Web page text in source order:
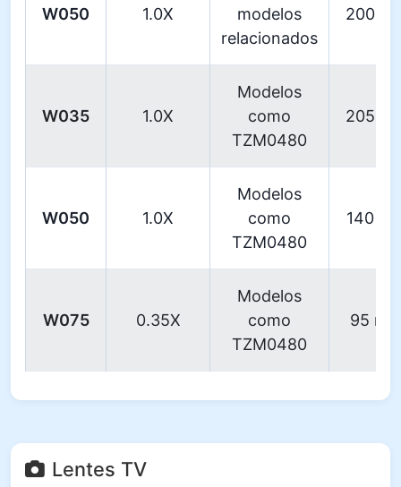
W050 1.0X
modelos
relacionados
200
W035 1.0X
Modelos
como
TZM0480
205
W050 1.0X
Modelos
como
TZM0480
140
W075 0.35X
Modelos
como
TZM0480
95
Lentes TV